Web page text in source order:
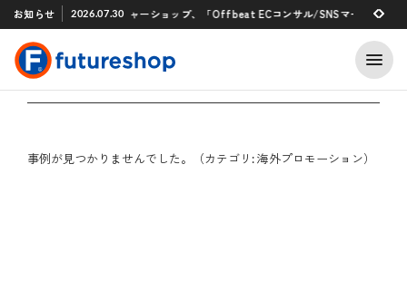
お知らせ
アプリ 「STAFF START」とのタグ連携を開始
2026.07.30
フューチャーショップ、「Offbeat ECコンサル/SNSマーケティング
2026.07.29
HOME 提携サービス一覧事例紹介
海外プロモーション
事例が見つかりませんでした。（カテゴリ: 海外プロモーション）